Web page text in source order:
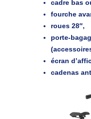
cadre bas
fourche
roues 28″,
porte-
écran
cadenas